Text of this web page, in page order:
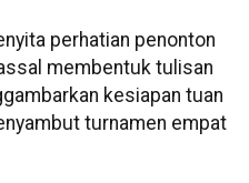
perhatian penonton
membentuk tulisan
kesiapan tuan
turnamen empat